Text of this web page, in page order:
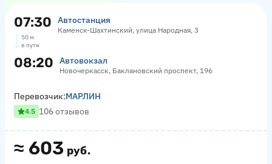
07:30 Автостанция
Каменск-Шахтинский, улица Народная, 3
50 м
в пути
08:20 Автовокзал
Новочеркасск, Баклановский проспект, 196
≈ 603 руб.
Перевозчик:МАРЛИН
4.5 106 отзывов